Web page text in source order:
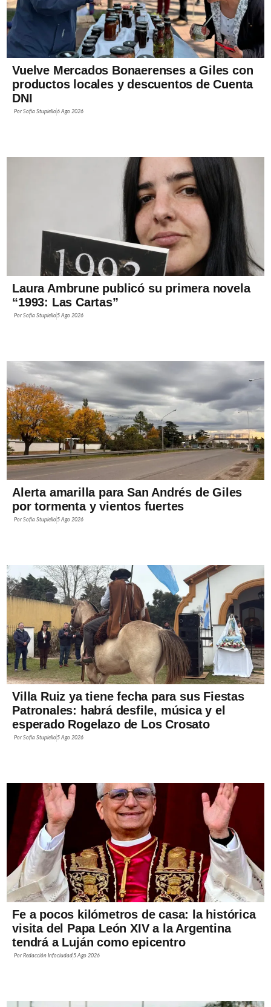
Vuelve Mercados Bonaerenses a Giles con
productos locales y descuentos de Cuenta
DNI
PorSofía Stupiello6 Ago 2026
Laura Ambrune publicó su primera novela
“1993: Las Cartas”
PorSofía Stupiello5 Ago 2026
Alerta amarilla para San Andrés de Giles
por tormenta y vientos fuertes
PorSofía Stupiello5 Ago 2026
Villa Ruiz ya tiene fecha para sus Fiestas
Patronales: habrá desfile, música y el
esperado Rogelazo de Los Crosato
PorSofía Stupiello5 Ago 2026
Fe a pocos kilómetros de casa: la histórica
visita del Papa León XIV a la Argentina
tendrá a Luján como epicentro
PorRedacción Infociudad5 Ago 2026